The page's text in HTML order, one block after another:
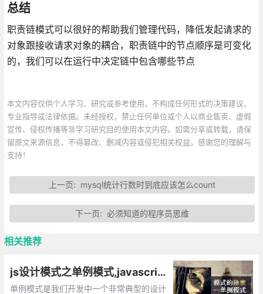
总结
职责链模式可以很好的帮助我们管理代码，降低发起请求的
对象跟接收请求对象的耦合，职责链中的节点顺序是可变化
的，我们可以在运行中决定链中包含哪些节点
本文内容仅供个人学习、研究或参考使用，不构成任何形式的决策建议、
专业指导或法律依据。未经授权，禁止任何单位或个人以商业售卖、虚假
宣传、侵权传播等非学习研究目的使用本文内容。如需分享或转载，请保
留原文来源信息，不得篡改、删减内容或侵犯相关权益。感谢您的理解与
支持！
上一页: mysql统计行数时到底应该怎么count
下一页: 必须知道的程序员思维
相关推荐
js设计模式之单例模式,javascript如何将一个对象设计成单例
单例模式是我们开发中一个非常典型的设计